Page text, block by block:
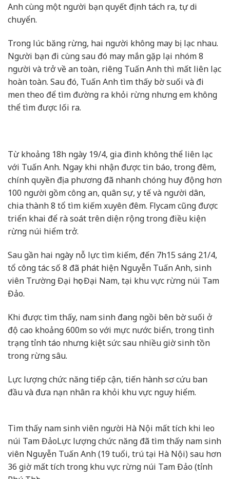
Anh cùng một người bạn quyết định tách ra, tự di
chuyển.
Trong lúc băng rừng, hai người không may bị lạc nhau.
Người bạn đi cùng sau đó may mắn gặp lại nhóm 8
người và trở về an toàn, riêng Tuấn Anh thì mất liên lạc
hoàn toàn. Sau đó, Tuấn Anh tìm thấy bờ suối và đi
men theo để tìm đường ra khỏi rừng nhưng em không
thể tìm được lối ra.
Từ khoảng 18h ngày 19/4, gia đình không thể liên lạc
với Tuấn Anh. Ngay khi nhận được tin báo, trong đêm,
chính quyền địa phương đã nhanh chóng huy động hơn
100 người gồm công an, quân sự, y tế và người dân,
chia thành 8 tổ tìm kiếm xuyên đêm. Flycam cũng được
triển khai để rà soát trên diện rộng trong điều kiện
rừng núi hiểm trở.
Sau gần hai ngày nỗ lực tìm kiếm, đến 7h15 sáng 21/4,
tổ công tác số 8 đã phát hiện Nguyễn Tuấn Anh, sinh
viên Trường Đại học Đại Nam, tại khu vực rừng núi Tam
Đảo.
Khi được tìm thấy, nam sinh đang ngồi bên bờ suối ở
độ cao khoảng 600m so với mực nước biển, trong tình
trạng tỉnh táo nhưng kiệt sức sau nhiều giờ sinh tồn
trong rừng sâu.
Lực lượng chức năng tiếp cận, tiến hành sơ cứu ban
đầu và đưa nạn nhân ra khỏi khu vực nguy hiểm.
Tìm thấy nam sinh viên người Hà Nội mất tích khi leo
núi Tam ĐảoLực lượng chức năng đã tìm thấy nam sinh
viên Nguyễn Tuấn Anh (19 tuổi, trú tại Hà Nội) sau hơn
36 giờ mất tích trong khu vực rừng núi Tam Đảo (tỉnh